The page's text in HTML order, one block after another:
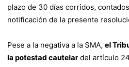
plazo de 30 días corridos,
notificación de la presente
Pese a la negativa a la SMA, el
la potestad cautelar del artículo